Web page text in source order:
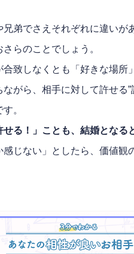
兄弟でさえそれぞれに違いが
らのことでしょう。
致しなくとも「好きな場所
がら、相手に対して許せる
。
る！」ことも、結婚となる
じない」としたら、価値観